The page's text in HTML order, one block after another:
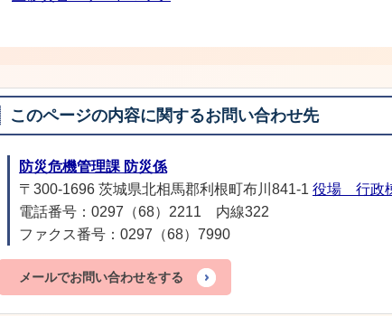
このページの内容に関するお問い合わせ先
防災危機管理課 防災係
〒300-1696 茨城県北相馬郡利根町布川841-1 役場 行政
電話番号：0297（68）2211 内線322
ファクス番号：0297（68）7990
メールでお問い合わせをする